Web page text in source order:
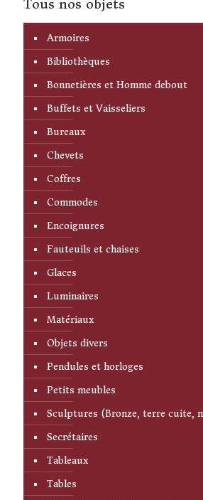
Tous nos objets
Armoires
Bibliothèques
Bonnetières et Homme debout
Buffets et Vaisseliers
Bureaux
Chevets
Coffres
Commodes
Encoignures
Fauteuils et chaises
Glaces
Luminaires
Matériaux
Objets divers
Pendules et horloges
Petits meubles
Sculptures (Bronze, terre cuite,
Secrétaires
Tableaux
Tables